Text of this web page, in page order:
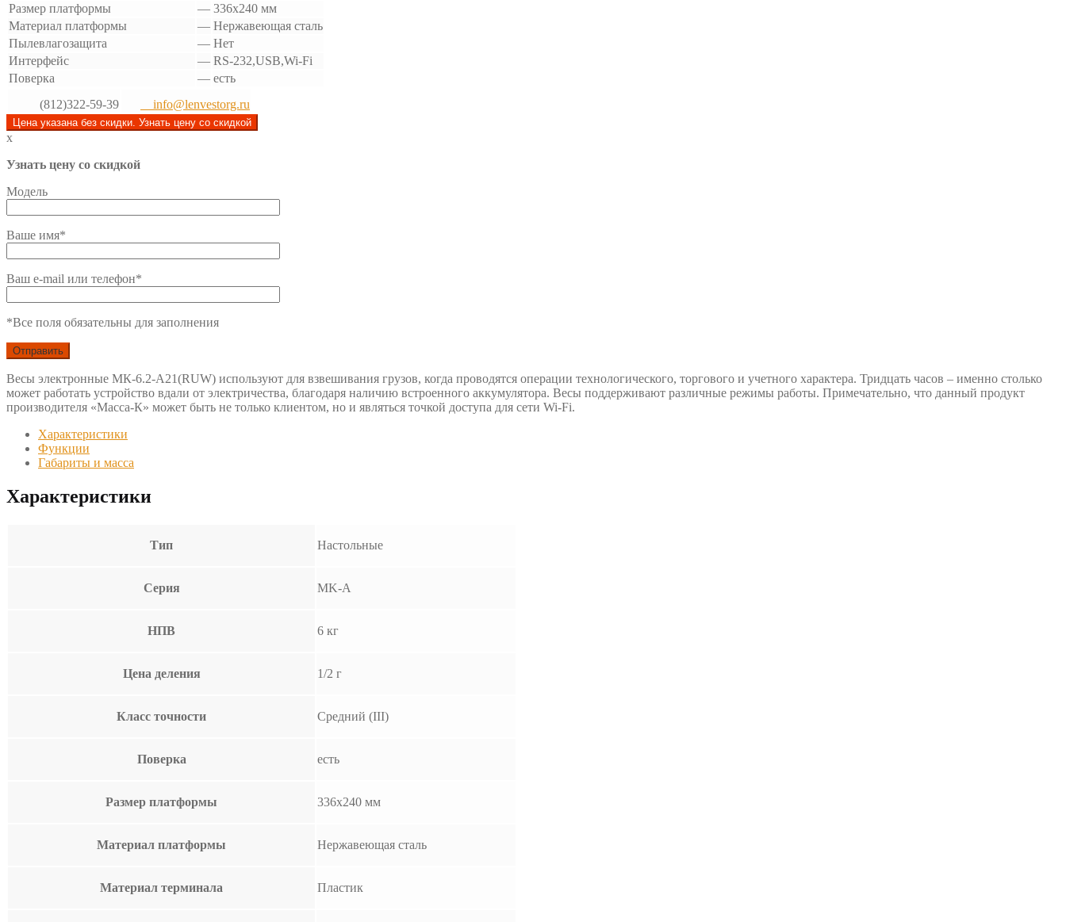
Размер платформы
— 336х240 мм
Материал платформы
— Нержавеющая сталь
Пылевлагозащита
— Нет
Интерфейс
— RS-232,USB,Wi-Fi
Поверка
— есть
(812)322-59-39
info@lenvestorg.ru
Цена указана без скидки. Узнать цену со скидкой
x
Узнать цену со скидкой
Модель
Ваше имя*
Ваш e-mail или телефон*
*Все поля обязательны для заполнения
Весы электронные МК-6.2-А21(RUW) используют для взвешивания грузов, когда проводятся операции технологического, торгового и учетного характера. Тридцать часов – именно столько
может работать устройство вдали от электричества, благодаря наличию встроенного аккумулятора. Весы поддерживают различные режимы работы. Примечательно, что данный продукт
производителя «Масса-К» может быть не только клиентом, но и являться точкой доступа для сети Wi-Fi.
Характеристики
Функции
Габариты и масса
Характеристики
Тип Настольные
Серия MK-A
НПВ 6 кг
Цена деления 1/2 г
Класс точности Средний (III)
Поверка есть
Размер платформы 336х240 мм
Материал платформы Нержавеющая сталь
Материал терминала Пластик